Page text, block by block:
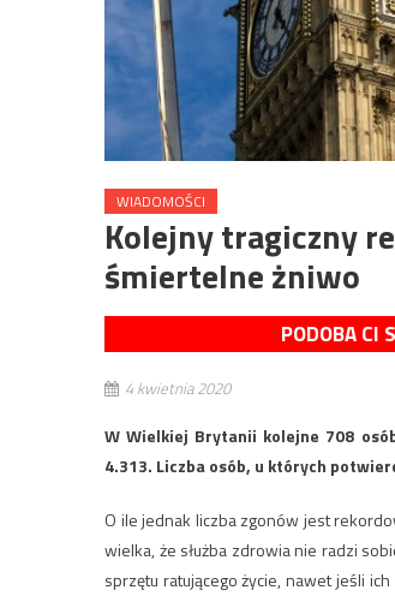
WIADOMOŚCI
Kolejny tragiczny
śmiertelne żniwo
PODOBA CI
4 kwietnia 2020
W Wielkiej Brytanii kolejne 708
4.313. Liczba osób, u których
O ile jednak liczba zgonów jest
wielka, że służba zdrowia nie radzi
sprzętu ratującego życie, nawet jeśli